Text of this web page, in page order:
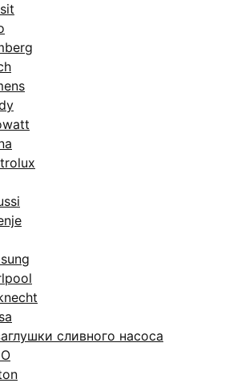
сливного насоса